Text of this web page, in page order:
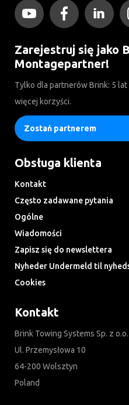
Zarejestruj się jako
Montagepartner!
Tylko dla partnerów Brink: 5
więcej korzyści.
Zostań partnerem
Obsługa klienta
Kontakt
Często zadawane pytania
Ogólne
Wiadomości
Zapisz się do newslettera
Nyheder Undermeld til
Cookies
Kontakt
Brink Towing Systems Sp. z o.o.
Ul. Przemysłowa 10
64-200 Wolsztyn
Poland